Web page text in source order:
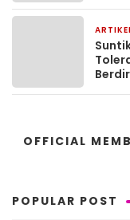
OFFICIAL
POPULAR POST